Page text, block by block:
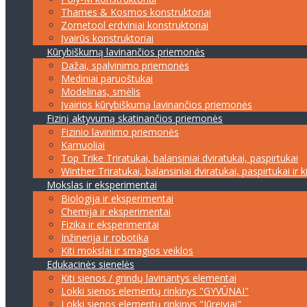
Thames & Kosmos konstruktoriai
Zometool erdviniai konstruktoriai
Įvairūs konstruktoriai
Kūrybiškumą lavinančios priemonės
Dažai, spalvinimo priemonės
Mediniai paruoštukai
Modelinas, smėlis
Įvairios kūrybiškumą lavinančios priemonės
Fizinį aktyvumą skatinančios priemonės
Fizinio lavinimo priemonės
Kamuoliai
Top Trike Triratukai, balansiniai dviratukai, paspirtukai
Winther Triratukai, balansiniai dviratukai, paspirtukai ir
Mokslas ir eksperimentai
Biologija ir eksperimentai
Chemija ir eksperimentai
Fizika ir eksperimentai
Inžinerija ir robotika
Kiti mokslai ir smagios veiklos
Edukacinės sienelės
Kiti sienos / grindų lavinantys elementai
Lokki sienos elementų rinkinys "GYVŪNAI"
Lokki sienos elementų rinkinys "Jūreiviai"